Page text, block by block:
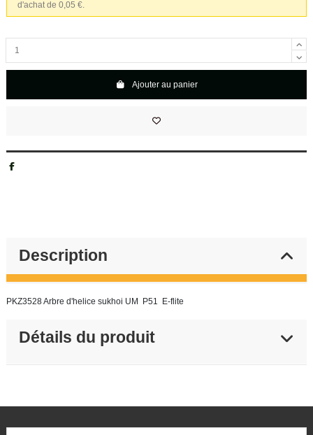
d'achat de 0,05 €.
Ajouter au panier
Description
PKZ3528 Arbre d'helice sukhoi UM P51 E-flite
Détails du produit